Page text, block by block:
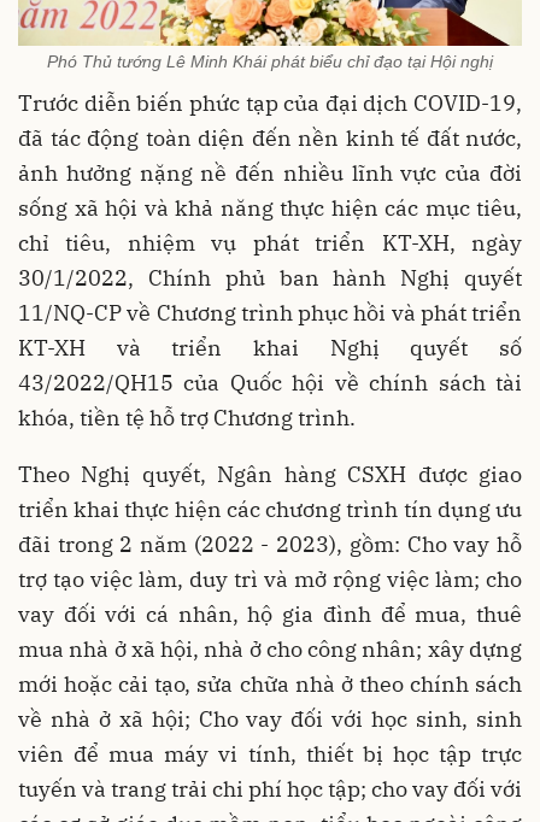
Phó Thủ tướng Lê Minh Khái phát biểu chỉ đạo tại Hội nghị
Trước diễn biến phức tạp của đại dịch COVID-19,
đã tác động toàn diện đến nền kinh tế đất nước,
ảnh hưởng nặng nề đến nhiều lĩnh vực của đời
sống xã hội và khả năng thực hiện các mục tiêu,
chỉ tiêu, nhiệm vụ phát triển KT-XH, ngày
30/1/2022, Chính phủ ban hành Nghị quyết
11/NQ-CP về Chương trình phục hồi và phát triển
KT-XH và triển khai Nghị quyết số
43/2022/QH15 của Quốc hội về chính sách tài
khóa, tiền tệ hỗ trợ Chương trình.
Theo Nghị quyết, Ngân hàng CSXH được giao
triển khai thực hiện các chương trình tín dụng ưu
đãi trong 2 năm (2022 - 2023), gồm: Cho vay hỗ
trợ tạo việc làm, duy trì và mở rộng việc làm; cho
vay đối với cá nhân, hộ gia đình để mua, thuê
mua nhà ở xã hội, nhà ở cho công nhân; xây dựng
mới hoặc cải tạo, sửa chữa nhà ở theo chính sách
về nhà ở xã hội; Cho vay đối với học sinh, sinh
viên để mua máy vi tính, thiết bị học tập trực
tuyến và trang trải chi phí học tập; cho vay đối với